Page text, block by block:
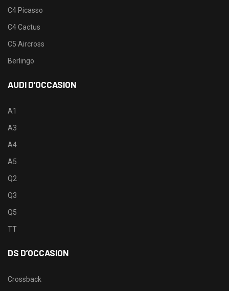
C4 Picasso
C4 Cactus
C5 Aircross
Berlingo
AUDI D’OCCASION
A1
A3
A4
A5
Q2
Q3
Q5
TT
DS D’OCCASION
Crossback